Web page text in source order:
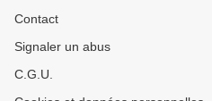
Contact
Signaler un abus
C.G.U.